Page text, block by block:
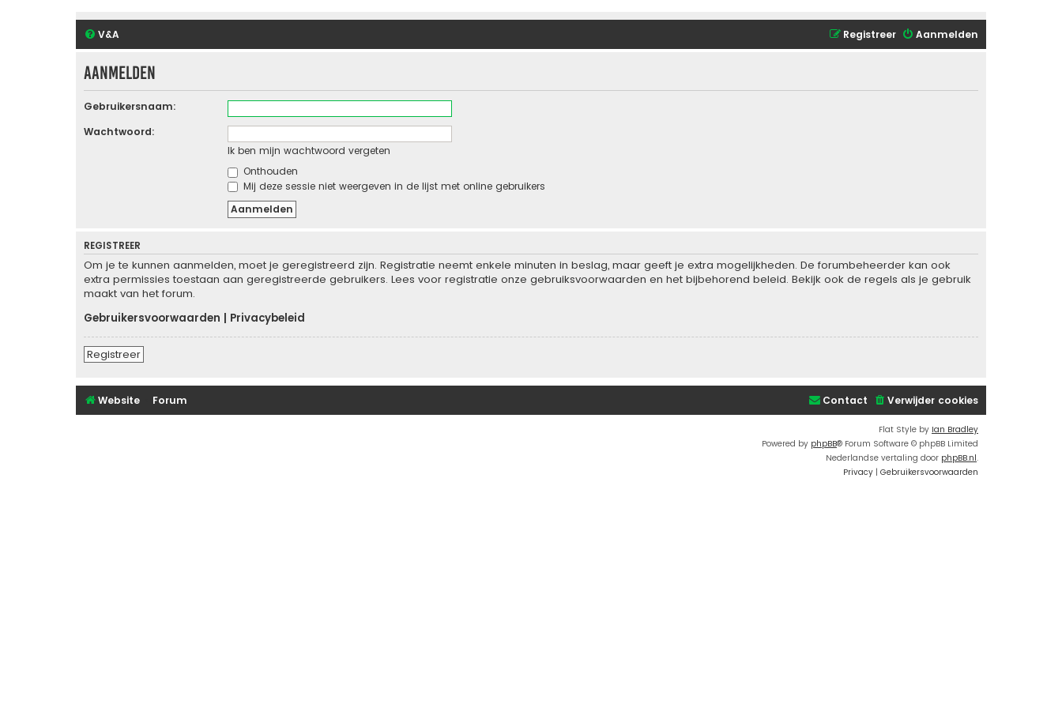
V&A Aanmelden
Registreer
Aanmelden
Gebruikersnaam:
Wachtwoord:
Ik ben mijn wachtwoord vergeten
Onthouden
Mij deze sessie niet weergeven in de lijst met online gebruikers
REGISTREER
Om je te kunnen aanmelden, moet je geregistreerd zijn. Registratie neemt enkele minuten in beslag, maar geeft je extra mogelijkheden. De forumbeheerder kan ook
extra permissies toestaan aan geregistreerde gebruikers. Lees voor registratie onze gebruiksvoorwaarden en het bijbehorend beleid. Bekijk ook de regels als je gebruik
maakt van het forum.
Gebruikersvoorwaarden
Privacybeleid
Registreer
Website Forum Verwijder cookies
Contact
Flat Style by Ian Bradley
Powered by phpBB® Forum Software © phpBB Limited
Nederlandse vertaling door phpBB.nl.
Privacy | Gebruikersvoorwaarden